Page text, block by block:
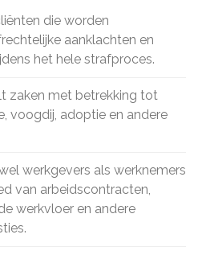
die worden
aanklachten en
het hele strafproces.
zaken met betrekking tot
voogdij, adoptie en andere
werkgevers als werknemers
van arbeidscontracten,
werkvloer en andere